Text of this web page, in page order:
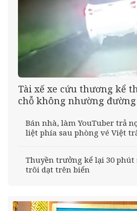
Tài xế xe cứu thương kể
chỗ không nhường
Bán nhà, làm YouTuber trả
liệt phía sau phòng vé Việt
Thuyền trưởng kể lại 30
trôi dạt trên biển